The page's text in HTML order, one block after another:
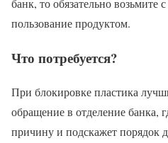
банк, то обязательно возьмите
пользование продуктом.
Что потребуется?
При блокировке пластика
обращение в отделение банка,
причину и подскажет порядок